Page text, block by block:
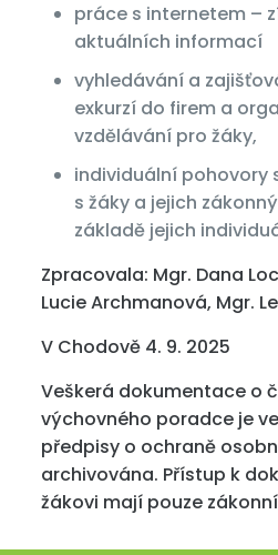
práce s internetem –
aktuálních informací
vyhledávání a
exkurzí do firem a
vzdělávání pro žáky,
individuální pohovory
s žáky a jejich
základě jejich
Zpracovala: Mgr. Dana
Lucie Archmanová, Mgr.
V Chodově 4. 9. 2025
Veškerá dokumentace o
výchovného poradce je
předpisy o ochraně
archivována. Přístup k
žákovi mají pouze